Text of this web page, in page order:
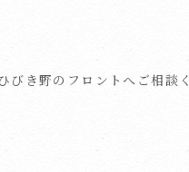
びき野のフロントへご相談く